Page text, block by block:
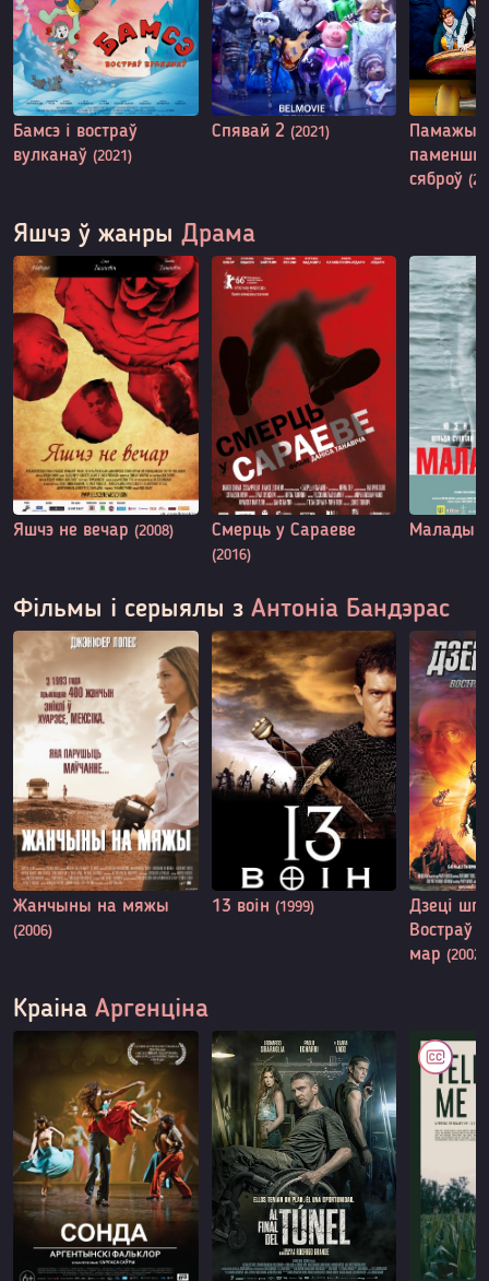
Бамсэ і востраў
вулканаў (2021)
Спявай 2 (2021)
сяброў
Яшчэ ў жанры Драма
Яшчэ не вечар (2008) Смерць у Сараеве
(2016)
Малады
Фільмы і серыялы з Антоніа Бандэрас
Жанчыны на мяжы
(2006)
13 воін (1999)
Дзеці
Востраў
мар(2002)
Краіна Аргенціна